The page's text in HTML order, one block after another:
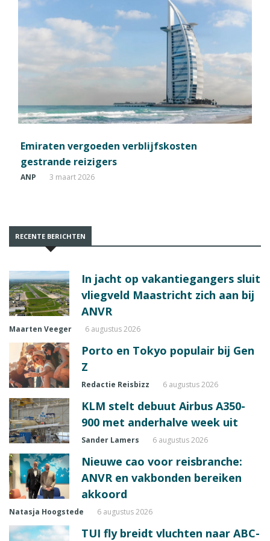
Emiraten vergoeden verblijfskosten
gestrande reizigers
ANP 3 maart 2026
RECENTE BERICHTEN
In jacht op vakantiegangers sluit
vliegveld Maastricht zich aan bij
ANVR
Maarten Veeger 6 augustus 2026
Porto en Tokyo populair bij Gen
Z
Redactie Reisbizz 6 augustus 2026
KLM stelt debuut Airbus A350-
900 met anderhalve week uit
Sander Lamers 6 augustus 2026
Nieuwe cao voor reisbranche:
ANVR en vakbonden bereiken
akkoord
Natasja Hoogstede 6 augustus 2026
TUI fly breidt vluchten naar ABC-